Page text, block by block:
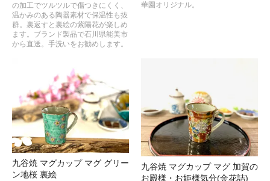
の加工でツルツルで傷つきにくく、
温かみのある陶器素材で保温性も抜
群。裏返すと裏絵の紫陽花が楽しめ
ます。ブランド製品で石川県能美市
から直送。手洗いをお勧めします。
華園オリジナル。
九谷焼 マグカップ マグ グリー
ン地桜 裏絵
九谷焼 マグカップ マグ 加賀の
お殿様・お姫様気分(金花詰)